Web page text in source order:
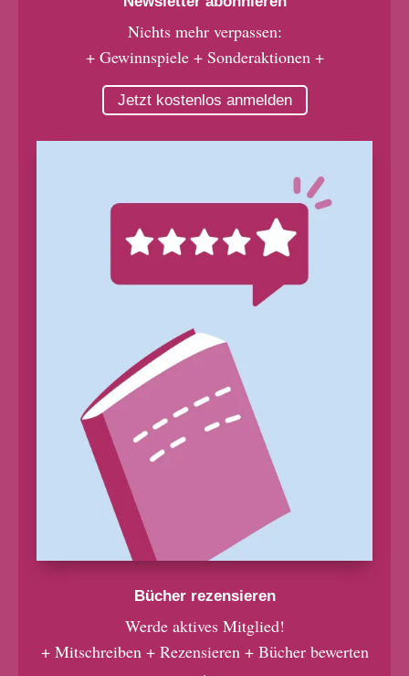
Nichts mehr verpassen:
+ Gewinnspiele + Sonderaktionen +
Jetzt kostenlos anmelden
Bücher rezensieren
Werde aktives Mitglied!
+ Mitschreiben + Rezensieren + Bücher bewerten